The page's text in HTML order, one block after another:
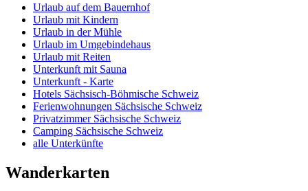
Urlaub auf dem Bauernhof
Urlaub mit Kindern
Urlaub in der Mühle
Urlaub im Umgebindehaus
Urlaub mit Reiten
Unterkunft mit Sauna
Unterkunft - Karte
Hotels Sächsisch-Böhmische Schweiz
Ferienwohnungen Sächsische Schweiz
Privatzimmer Sächsische Schweiz
Camping Sächsische Schweiz
alle Unterkünfte
Wanderkarten